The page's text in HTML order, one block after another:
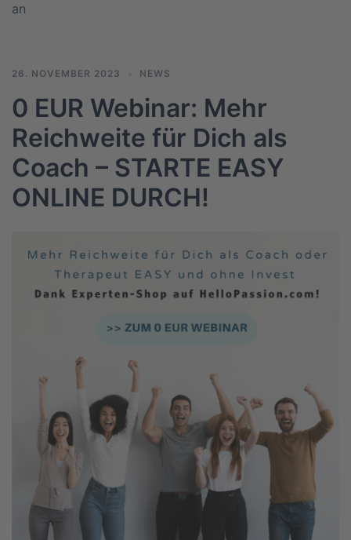
an
26. NOVEMBER 2023 NEWS
0 EUR Webinar: Mehr
Reichweite für Dich als
Coach – STARTE EASY
ONLINE DURCH!